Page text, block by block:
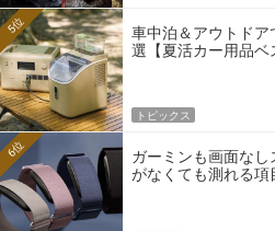
車中泊＆アウトド
選【夏活カー用品ベ
5位
トピックス
ガーミンも画面な
がなくても測れる項
6位